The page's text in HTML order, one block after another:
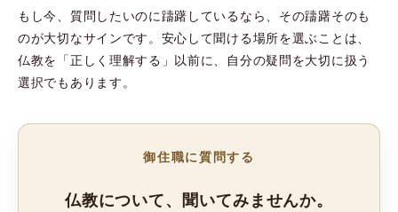
もし今、質問したいのに躊躇しているなら、その躊躇そのも
のが大切なサインです。安心して聞ける場所を選ぶことは、
仏教を「正しく理解する」以前に、自分の疑問を大切に扱う
選択でもあります。
御住職に質問する
仏教について、聞いてみませんか。